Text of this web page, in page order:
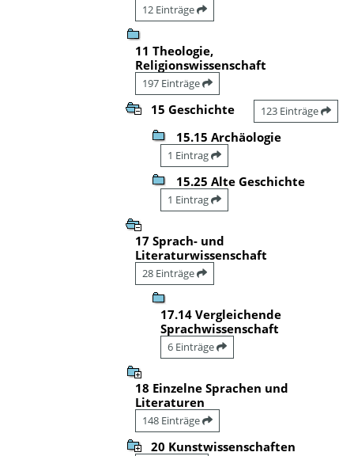
12 Einträge
11 Theologie,
Religionswissenschaft
197 Einträge
15 Geschichte 123 Einträge
15.15 Archäologie
1 Eintrag
15.25 Alte Geschichte
1 Eintrag
17 Sprach- und
Literaturwissenschaft
28 Einträge
17.14 Vergleichende
Sprachwissenschaft
6 Einträge
18 Einzelne Sprachen und
Literaturen
148 Einträge
20 Kunstwissenschaften